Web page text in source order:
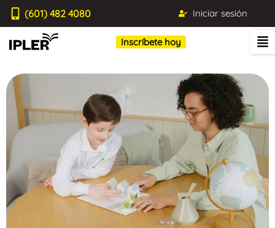
(601) 482 4080 Iniciar sesión
Inscríbete hoy